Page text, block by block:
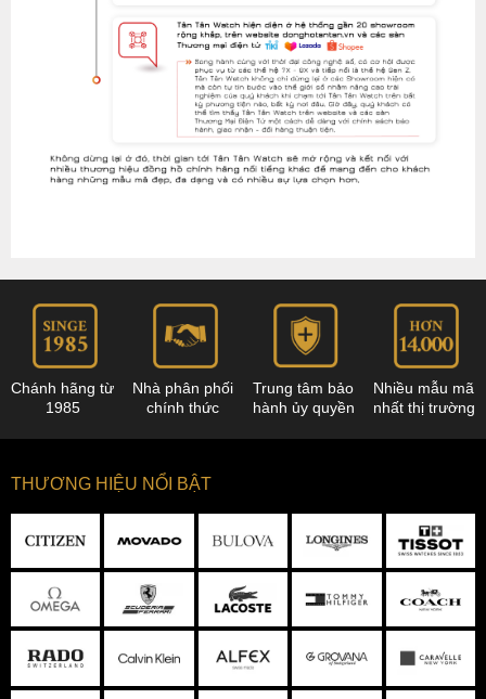
Chánh hãng từ
1985
Nhà phân phối
chính thức
Trung tâm bảo
hành ủy quyền
Nhiều mẫu mã
nhất thị trường
THƯƠNG HIỆU NỔI BẬT